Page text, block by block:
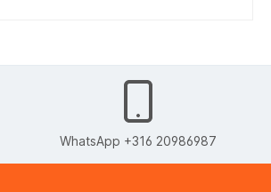
WhatsApp +316 20986987